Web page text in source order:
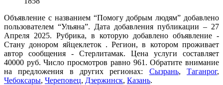
Объявление с названием “Помогу добрым людям” добавлено
пользователем “Ульяна”. Дата добавления публикации – 27
Апреля 2025. Рубрика, в которую добавлено объявление -
Стану донором яйцеклеток . Регион, в котором проживает
автор сообщения - Стерлитамак. Цена услуги составляет
40000 руб. Число просмотров равно 961. Обратите внимание
на предложения в других регионах: Сызрань,Таганрог,
Чебоксары, Череповец, Дзержинск, Казань.